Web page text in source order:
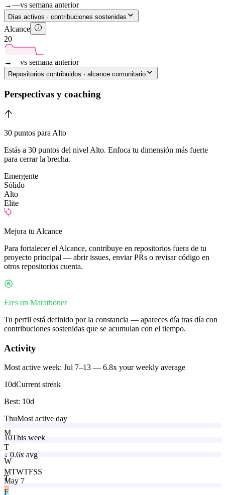
→—vs semana anterior
Días activos · contribuciones sostenidas
Alcance
20
→—vs semana anterior
Repositorios contribuidos · alcance comunitario
Perspectivas y coaching
30 puntos para Alto
Estás a 30 puntos del nivel Alto. Enfoca tu dimensión más fuerte
para cerrar la brecha.
Emergente
Sólido
Alto
Elite
Mejora tu Alcance
Para fortalecer el Alcance, contribuye en repositorios fuera de tu
proyecto principal — abrir issues, enviar PRs o revisar código en
otros repositorios cuenta.
Eres un Marathoner
Tu perfil está definido por la constancia — apareces día tras día con
contribuciones sostenidas que se acumulan con el tiempo.
Activity
Most active week: Jul 7–13 — 6.8x your weekly average
10dCurrent streak
Best: 10d
ThuMost active day
M
T
W
T
F
10This week
↓ 0.6x avg
MTWTFSS
May 7